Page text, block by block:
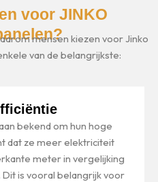
voor JINKO
mensen kiezen voor Jinko
van de belangrijkste:
bekend om hun hoge
dat ze meer elektriciteit
meter in vergelijking
is vooral belangrijk voor